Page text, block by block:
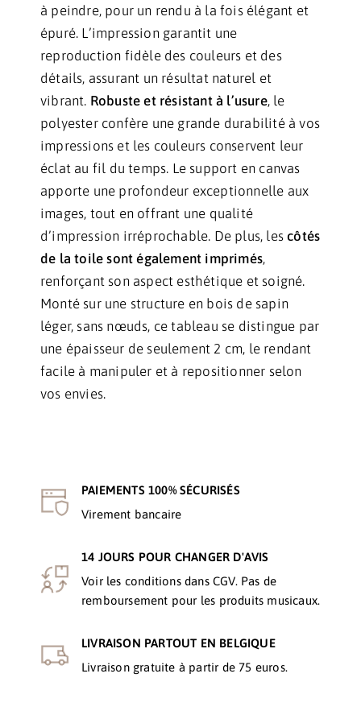
à peindre, pour un rendu à la fois élégant et
épuré. L’impression garantit une
reproduction fidèle des couleurs et des
détails, assurant un résultat naturel et
vibrant. Robuste et résistant à l’usure, le
polyester confère une grande durabilité à vos
impressions et les couleurs conservent leur
éclat au fil du temps. Le support en canvas
apporte une profondeur exceptionnelle aux
images, tout en offrant une qualité
d’impression irréprochable. De plus, lescôtés
de la toile sont également imprimés,
renforçant son aspect esthétique et soigné.
Monté sur une structure en bois de sapin
léger, sans nœuds, ce tableau se distingue par
une épaisseur de seulement 2 cm, le rendant
facile à manipuler et à repositionner selon
vos envies.
PAIEMENTS 100% SÉCURISÉS
Virement bancaire
14 JOURS POUR CHANGER D'AVIS
Voir les conditions dans CGV. Pas de
remboursement pour les produits musicaux.
LIVRAISON PARTOUT EN BELGIQUE
Livraison gratuite à partir de 75 euros.